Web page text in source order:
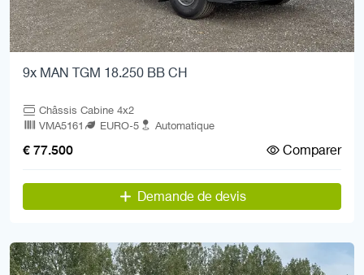
9x MAN TGM 18.250 BB CH
Châssis Cabine 4x2
VMA5161
EURO-5 Automatique
€ 77.500 Comparer
Demande de devis